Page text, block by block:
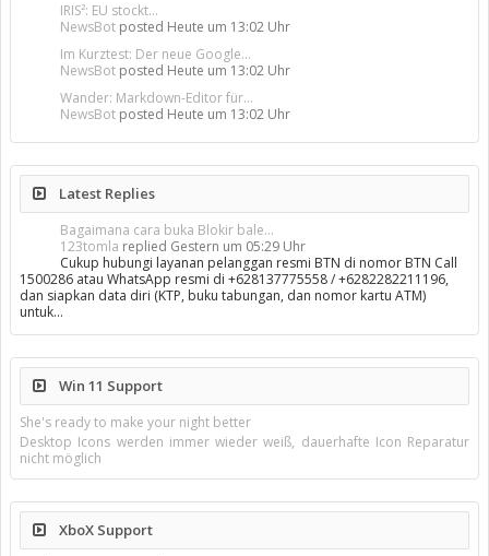
IRIS²: EU stockt...
NewsBot posted Heute um 13:02 Uhr
Im Kurztest: Der neue Google...
NewsBot posted Heute um 13:02 Uhr
Wander: Markdown-Editor für...
NewsBot posted Heute um 13:02 Uhr
Latest Replies
Bagaimana cara buka Blokir bale...
123tomla replied Gestern um 05:29 Uhr
Cukup hubungi layanan pelanggan resmi BTN di nomor BTN Call
1500286 atau WhatsApp resmi di +628137775558 / +6282282211196,
dan siapkan data diri (KTP, buku tabungan, dan nomor kartu ATM)
untuk…
Win 11 Support
She's ready to make your night better
Desktop Icons werden immer wieder weiß, dauerhafte Icon Reparatur
nicht möglich
XboX Support